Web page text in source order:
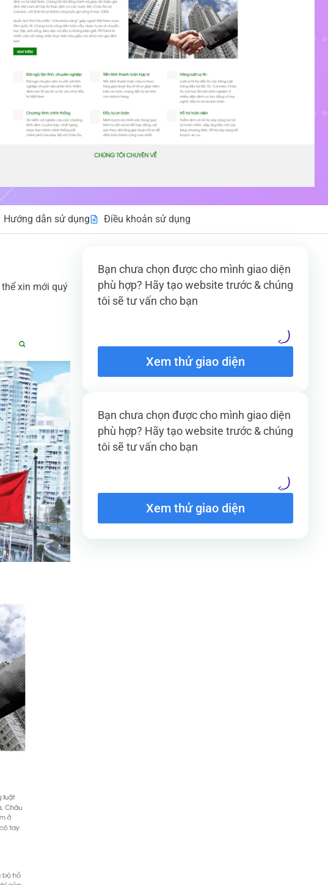
Hướng dẫn sử dụng Điều khoản sử dụng
xin mới quý
Bạn chưa chọn được cho mình giao diện
phù hợp? Hãy tạo website trước & chúng
tôi sẽ tư vấn cho bạn
Xem thử giao diện
Bạn chưa chọn được cho mình giao diện
phù hợp? Hãy tạo website trước & chúng
tôi sẽ tư vấn cho bạn
Xem thử giao diện